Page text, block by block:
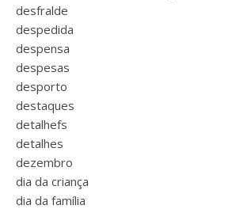
desfralde
despedida
despensa
despesas
desporto
destaques
detalhefs
detalhes
dezembro
dia da criança
dia da família